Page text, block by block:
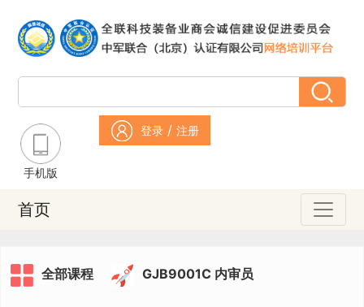
手机版
登录 / 注册
首页
全部课程 GJB9001C 内审员